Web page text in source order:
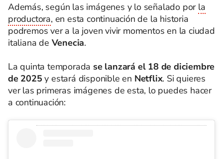
Además, según las imágenes y lo señalado por la
productora, en esta continuación de la historia
podremos ver a la joven vivir momentos en la ciudad
italiana de Venecia.
La quinta temporada se lanzará el 18 de diciembre
de 2025 y estará disponible en Netflix. Si quieres
ver las primeras imágenes de esta, lo puedes hacer
a continuación: